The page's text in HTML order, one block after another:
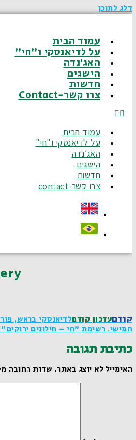
דלג לתוכן
עמוד הבית
על לדיאנסקי ו"חי"
האג׳נדה
הישגים
חדשות
צרו קשר-Contact
עמוד הבית
על לדיאנסקי ו"חי"
האג׳נדה
הישגים
חדשות
צרו קשר-contact
קודםעדכון קודםלדיאנסקי בראש,
חמישי. רשימת "חי – חילונים
כתיבת תגובה
האימייל לא יוצג באתר. שדות החובה